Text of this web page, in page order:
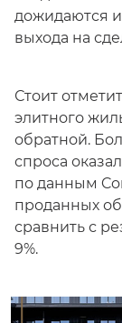
дожидаются
выхода на
Стоит
элитного
обратной.
спроса
по данным
проданных
сравнить с
9%.